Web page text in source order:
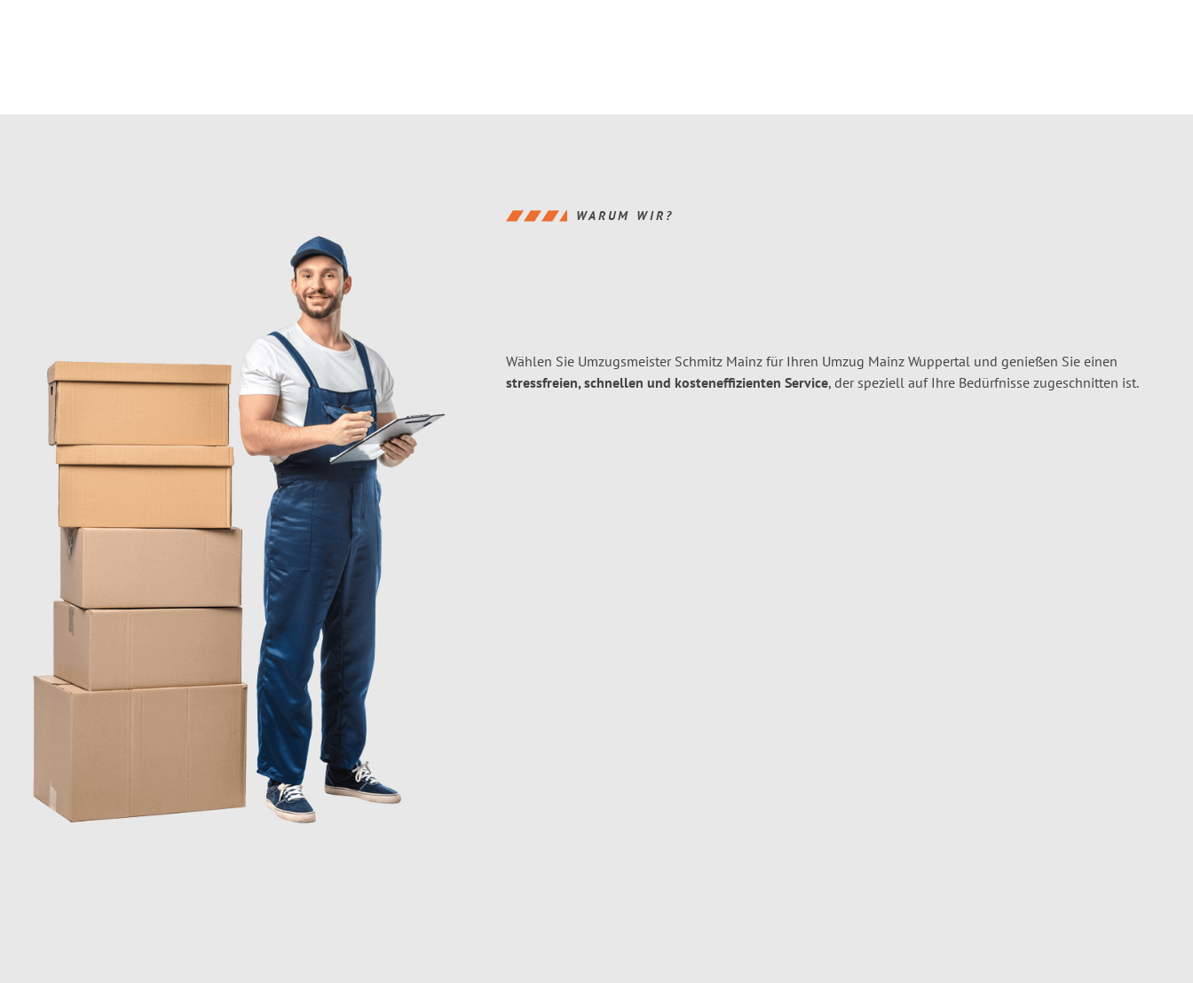
WARUM WIR?
Wählen Sie Umzugsmeister Schmitz Mainz für Ihren Umzug Mainz Wuppertal und genießen Sie einen
stressfreien, schnellen und kosteneffizienten Service, der speziell auf Ihre Bedürfnisse zugeschnitten ist.